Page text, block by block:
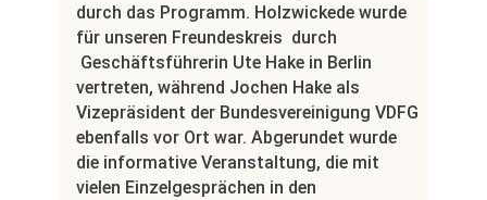
durch das Programm. Holzwickede wurde
für unseren Freundeskreis durch
Geschäftsführerin Ute Hake in Berlin
vertreten, während Jochen Hake als
Vizepräsident der Bundesvereinigung VDFG
ebenfalls vor Ort war. Abgerundet wurde
die informative Veranstaltung, die mit
vielen Einzelgesprächen in den